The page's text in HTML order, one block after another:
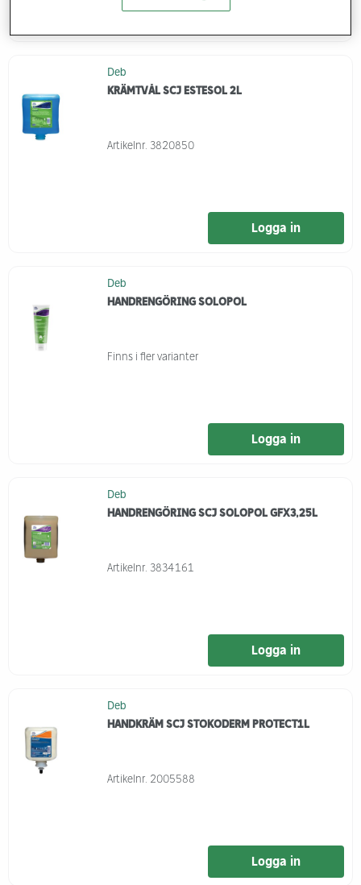
Deb
KRÄMTVÅL SCJ ESTESOL 2L
Artikelnr. 3820850
Logga in
Deb
HANDRENGÖRING SOLOPOL
Finns i fler varianter
Logga in
Deb
HANDRENGÖRING SCJ SOLOPOL GFX3,25L
Artikelnr. 3834161
Logga in
Deb
HANDKRÄM SCJ STOKODERM PROTECT1L
Artikelnr. 2005588
Logga in